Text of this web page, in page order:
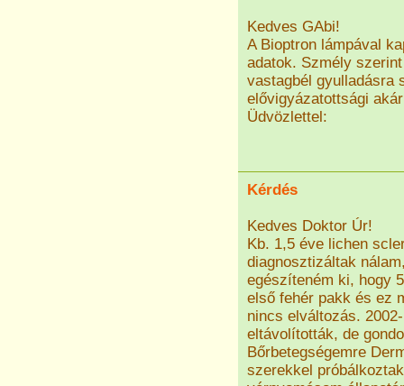
Kedves GAbi!
A Bioptron lámpával
adatok. Szmély
vastagbél gyulladásra
elővigyázatottsági
Üdvözlettel:
Kérdés
Kedves Doktor Úr!
Kb. 1,5 éve lichen
diagnosztizáltak
egészíteném ki, hogy
első fehér pakk és ez
nincs elváltozás.
eltávolították, de
Bőrbetegségemre
szerekkel